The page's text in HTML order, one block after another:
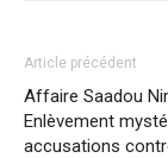
Article précédent
Affaire Saadou
Enlèvement
accusations